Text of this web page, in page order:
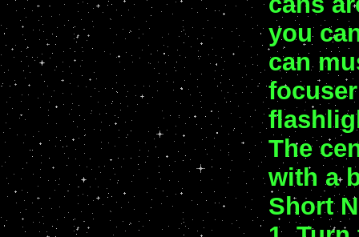
you
can
The
with a
Short